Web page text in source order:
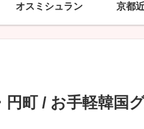
オスミシュラン 京都
町 / お手軽韓国